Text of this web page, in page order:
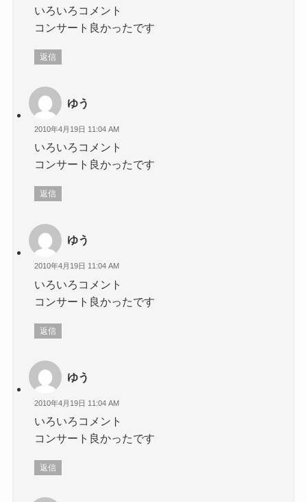
いろいろコメント
コンサート良かったです
返信
ゆう
2010年4月19日 11:04 AM
いろいろコメント
コンサート良かったです
返信
ゆう
2010年4月19日 11:04 AM
いろいろコメント
コンサート良かったです
返信
ゆう
2010年4月19日 11:04 AM
いろいろコメント
コンサート良かったです
返信